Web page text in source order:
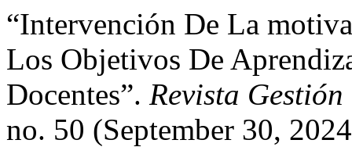
“Intervención De La
Los Objetivos De
Docentes”. Revista
no. 50 (September 30,